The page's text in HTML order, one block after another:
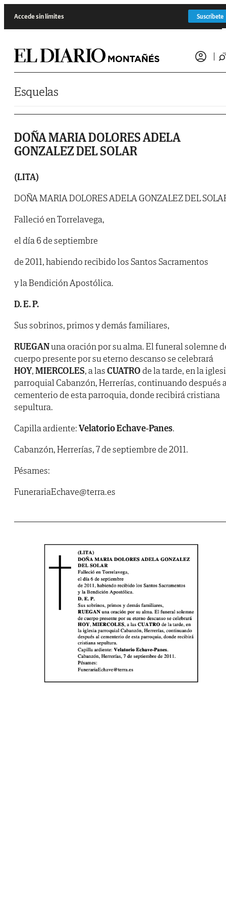
Accede sin límites Suscríbete
Esquelas
DOÑA MARIA DOLORES ADELA
GONZALEZ DEL SOLAR
(LITA)
DOÑA MARIA DOLORES ADELA GONZALEZ DEL
Falleció en Torrelavega,
el día 6 de septiembre
de 2011, habiendo recibido los Santos Sacramentos
y la Bendición Apostólica.
D. E. P.
Sus sobrinos, primos y demás familiares,
RUEGANuna oración por su alma. El funeral solemne
cuerpo presente por su eterno descanso se celebrará
HOY,MIERCOLES, a lasCUATRO de la tarde, en la
parroquial Cabanzón, Herrerías, continuando después
cementerio de esta parroquia, donde recibirá cristiana
sepultura.
Capilla ardiente:Velatorio Echave-Panes.
Cabanzón, Herrerías, 7 de septiembre de 2011.
Pésames:
FunerariaEchave@terra.es